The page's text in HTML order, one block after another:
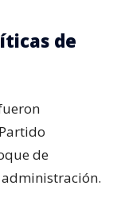
de
de